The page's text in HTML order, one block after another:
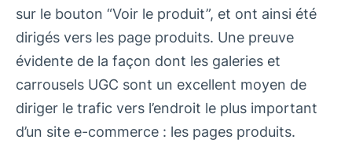
sur le bouton “Voir le produit”, et ont ainsi été
dirigés vers les page produits. Une preuve
évidente de la façon dont les galeries et
carrousels UGC sont un excellent moyen de
diriger le trafic vers l’endroit le plus important
d’un site e-commerce : les pages produits.